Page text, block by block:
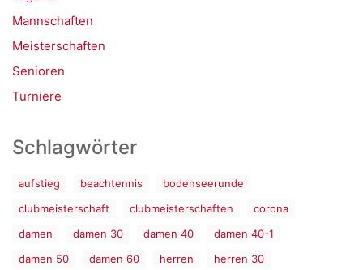
Mannschaften
Meisterschaften
Senioren
Turniere
Schlagwörter
aufstieg beachtennis
bodenseerunde
clubmeisterschaft
clubmeisterschaften
corona
damen
damen 30 damen 40
damen 40-1
damen 50
damen 60 herren
herren 30